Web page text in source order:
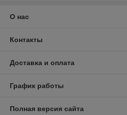
О нас
Контакты
Доставка и оплата
График работы
Полная версия сайта